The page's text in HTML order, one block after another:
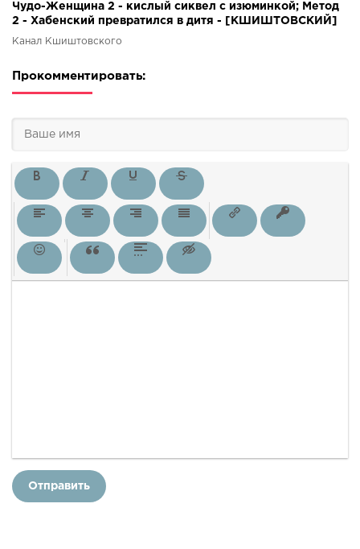
Чудо-Женщина 2 - кислый сиквел с изюминкой; Метод
2 - Хабенский превратился в дитя - [КШИШТОВСКИЙ]
Канал Кшиштовского
Прокомментировать:
Отправить